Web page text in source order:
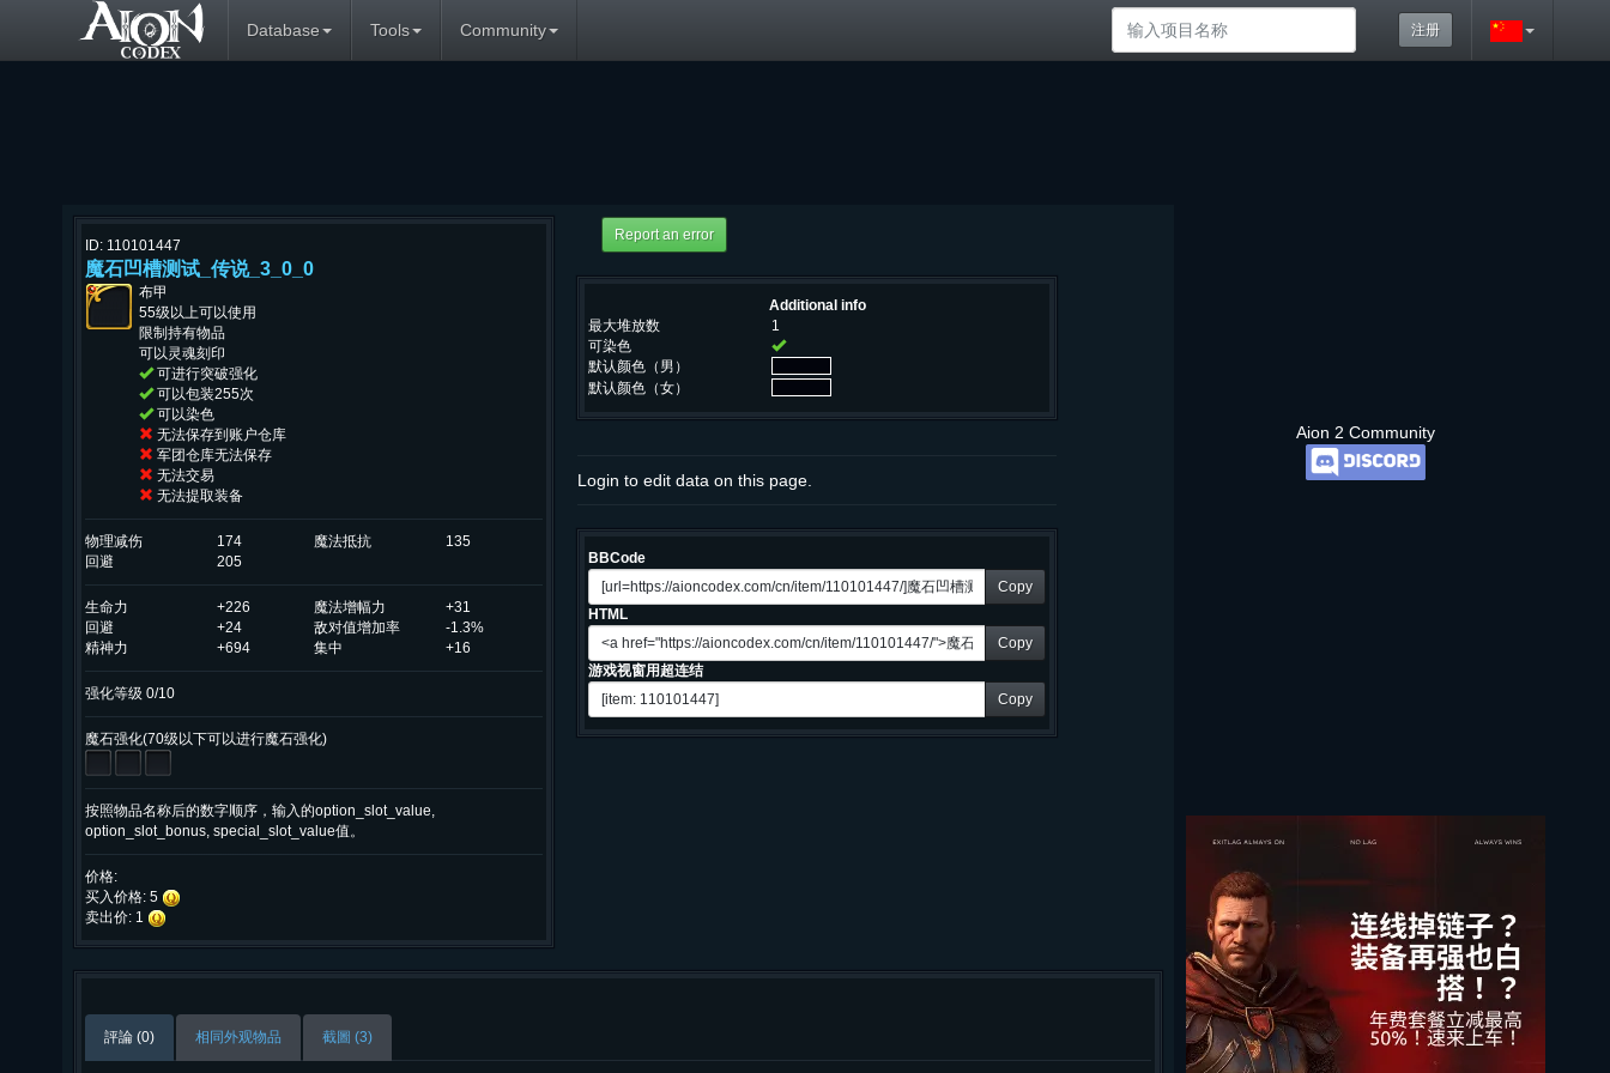
Database Tools Community 注册
Aion 2 Community
ID: 110101447
魔石凹槽测试_传说_3_0_0
布甲
55级以上可以使用
限制持有物品
可以灵魂刻印
可进行突破强化
可以包装255次
可以染色
无法保存到账户仓库
军团仓库无法保存
无法交易
无法提取装备
物理减伤 174 魔法抵抗
135
回避
205
生命力 +226 魔法增幅力
+31
回避
+24 敌对值增加率
-1.3%
精神力
+694 集中 +16
强化等级 0/10
魔石强化(70级以下可以进行魔石强化)
按照物品名称后的数字顺序，输入的option_slot_value,
option_slot_bonus, special_slot_value值。
价格:
买入价格: 5
卖出价: 1
Additional info
最大堆放数
1
可染色
默认颜色（男）
默认颜色（女）
Login to edit data on this page.
BBCode
Copy
HTML
Copy
游戏视窗用超连结
Copy
評論 (0) 相同外观物品 截圖 (3)